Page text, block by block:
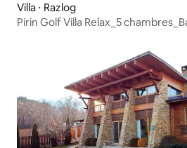
Villa ⋅ Razlog
Pirin Golf Villa Relax_5